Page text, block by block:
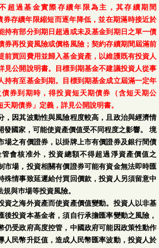
超過基金實際存續年限為主，其存續期間
券存續年限縮短而逐年降低，並在期滿時接近於
持有部分到期日超過或未及基金到期日之單一債
券再投資風險或價格風險；契約存續期間屆滿前
前買回費用並歸入基金資產，以維護既有投資人
見公開說明書。目標到期基金不建議投資人從事
持有至基金到期。目標到期基金成立屆滿一定年
券到期時，得投資短天期債券（含短天期公
期債券」定義，詳見公開說明書。
，因其波動性與風險程度較高，且政治與經濟情
發國家，可能使資產價值受不同程度之影響。 境
場之有價證券，以掛牌上市有價證券及銀行間債
會核准外，投資總額不得超過淨資產價值之
市場，投資相關有價證券可能有資金無法即時匯
殊情事致延遲給付買回價款，投資人另須留意中
與巿場等投資風險。
資之海外資產而使資產價值變動。投資人以非基
後投資本基金者，須自行承擔匯率變動之風險，
仍受政府高度控管，中國政府可能因政策性動作
人民幣升貶值，造成人民幣匯率波動，投資人於